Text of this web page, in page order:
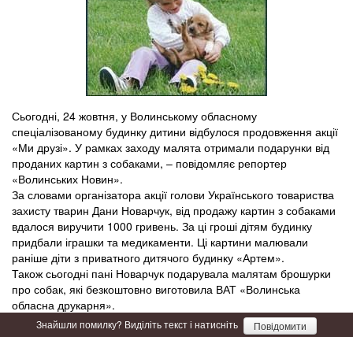
Сьогодні, 24 жовтня, у Волинському обласному
спеціалізованому будинку дитини відбулося продовження акції
«Ми друзі». У рамках заходу малята отримали подарунки від
проданих картин з собаками, – повідомляє репортер
«Волинських Новин».
За словами організатора акції голови Українського товариства
захисту тварин Дани Новарчук, від продажу картин з собаками
вдалося виручити 1000 гривень. За ці гроші дітям будинку
придбали іграшки та медикаменти. Ці картини малювали
раніше діти з приватного дитячого будинку «Артем».
Також сьогодні пані Новарчук подарувала малятам брошурки
про собак, які безкоштовно виготовила ВАТ «Волинська
обласна друкарня».
Знайшли помилку? Виділіть текст і натисніть Повідомити